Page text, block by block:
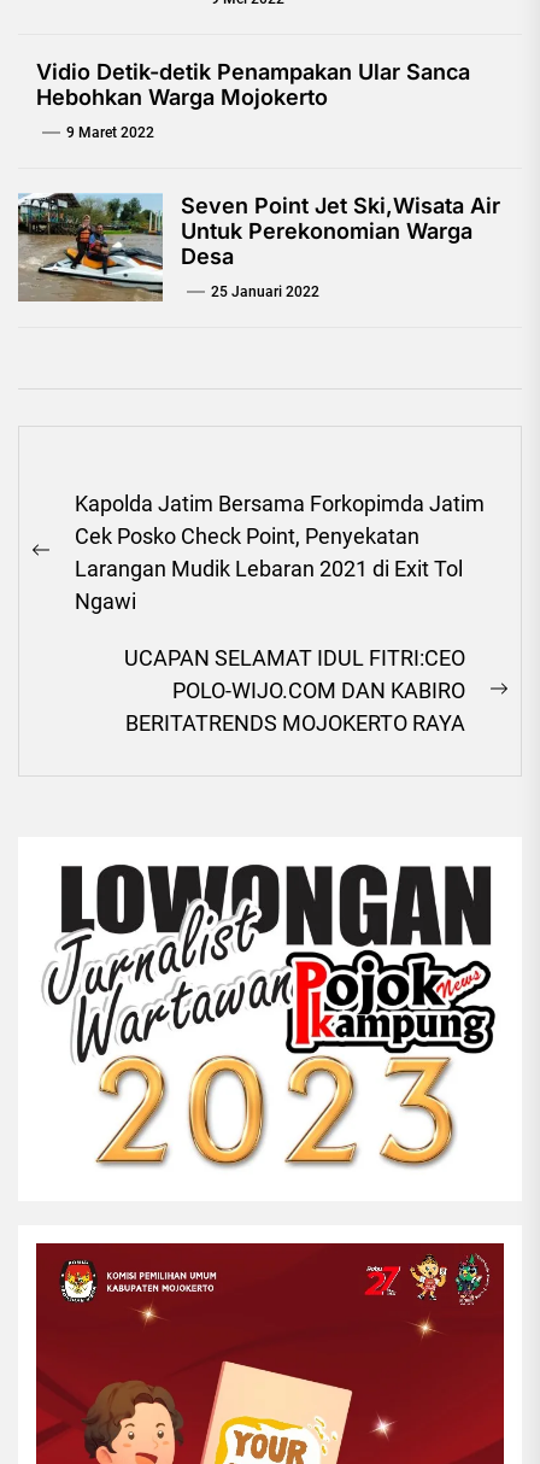
Vidio Detik-detik Penampakan Ular Sanca
Hebohkan Warga Mojokerto
9 Maret 2022
Seven Point Jet Ski,Wisata Air
Untuk Perekonomian Warga
Desa
25 Januari 2022
pos
Previous
post:
Kapolda Jatim Bersama Forkopimda Jatim
Cek Posko Check Point, Penyekatan
Larangan Mudik Lebaran 2021 di Exit Tol
Ngawi
UCAPAN SELAMAT IDUL FITRI:CEO
POLO-WIJO.COM DAN KABIRO
BERITATRENDS MOJOKERTO RAYA